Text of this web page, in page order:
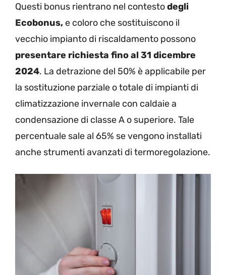
Questi bonus rientrano nel contestodegli
Ecobonus,e coloro che sostituiscono il
vecchio impianto di riscaldamento possono
presentare richiesta fino al 31 dicembre
2024. La detrazione del 50% è applicabile per
la sostituzione parziale o totale di impianti di
climatizzazione invernale con caldaie a
condensazione di classe A o superiore. Tale
percentuale sale al 65% se vengono installati
anche strumenti avanzati di termoregolazione.